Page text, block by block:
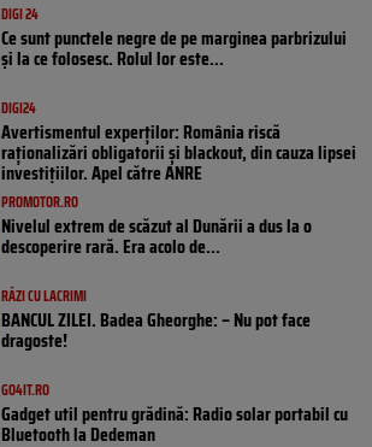
DIGI 24
Ce sunt punctele negre de pe marginea parbrizului
și la ce folosesc. Rolul lor este...
DIGI24
Avertismentul experților: România riscă
raționalizări obligatorii și blackout, din cauza lipsei
investițiilor. Apel către ANRE
PROMOTOR.RO
Nivelul extrem de scăzut al Dunării a dus la o
descoperire rară. Era acolo de...
RÂZI CU LACRIMI
BANCUL ZILEI. Badea Gheorghe: – Nu pot face
dragoste!
GO4IT.RO
Gadget util pentru grădină: Radio solar portabil cu
Bluetooth la Dedeman